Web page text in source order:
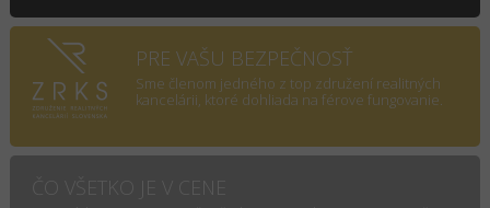
PRE VAŠU BEZPEČNOSŤ
Sme členom jedného z top združení realitných
kancelárii, ktoré dohliada na férove fungovanie.
ČO VŠETKO JE V CENE